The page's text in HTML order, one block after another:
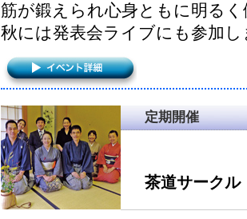
筋が鍛えられ心身ともに明る
秋には発表会ライブにも参加
定期開催
茶道サークル